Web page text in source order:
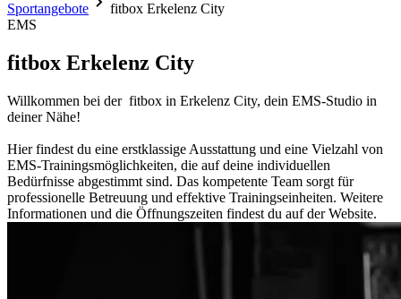
Sportangebote
fitbox Erkelenz City
EMS
fitbox Erkelenz City
Willkommen bei der fitbox in Erkelenz City, dein EMS-Studio in
deiner Nähe!
Hier findest du eine erstklassige Ausstattung und eine Vielzahl von
EMS-Trainingsmöglichkeiten, die auf deine individuellen
Bedürfnisse abgestimmt sind. Das kompetente Team sorgt für
professionelle Betreuung und effektive Trainingseinheiten. Weitere
Informationen und die Öffnungszeiten findest du auf der Website.